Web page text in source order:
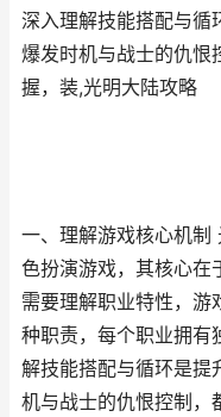
深入理解技能搭配与循
爆发时机与战士的仇恨
握，装,光明大陆攻略
一、理解游戏核心机制
色扮演游戏，其核心在
需要理解职业特性，游
种职责，每个职业拥有
解技能搭配与循环是提
机与战士的仇恨控制，